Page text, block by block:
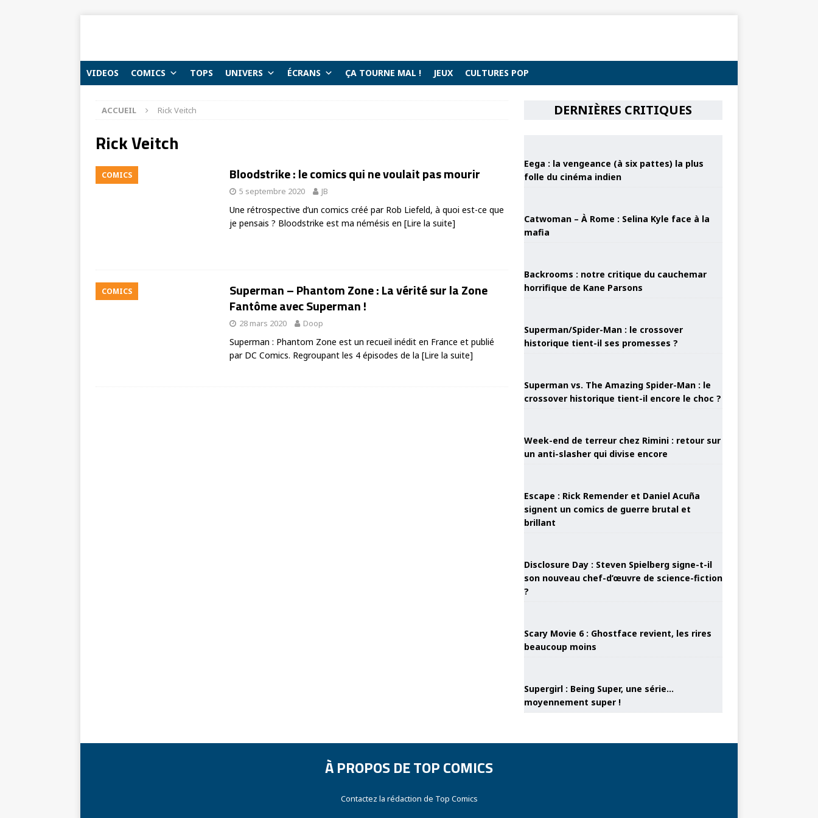
VIDEOS COMICS TOPS UNIVERS ÉCRANS ÇA TOURNE MAL ! JEUX CULTURES POP
ACCUEIL Rick Veitch
Rick Veitch
COMICS Bloodstrike : le comics qui ne voulait pas mourir
5 septembre 2020 JB
Une rétrospective d’un comics créé par Rob Liefeld, à quoi est-ce que
je pensais ? Bloodstrike est ma némésis en [Lire la suite]
COMICS
Superman – Phantom Zone : La vérité sur la Zone
Fantôme avec Superman !
28 mars 2020 Doop
Superman : Phantom Zone est un recueil inédit en France et publié
par DC Comics. Regroupant les 4 épisodes de la [Lire la suite]
DERNIÈRES CRITIQUES
Eega : la vengeance (à six pattes) la plus
folle du cinéma indien
Catwoman – À Rome : Selina Kyle face à la
mafia
Backrooms : notre critique du cauchemar
horrifique de Kane Parsons
Superman/Spider-Man : le crossover
historique tient-il ses promesses ?
Superman vs. The Amazing Spider-Man : le
crossover historique tient-il encore le choc ?
Week-end de terreur chez Rimini : retour sur
un anti-slasher qui divise encore
Escape : Rick Remender et Daniel Acuña
signent un comics de guerre brutal et
brillant
Disclosure Day : Steven Spielberg signe-t-il
son nouveau chef-d’œuvre de science-fiction
?
Scary Movie 6 : Ghostface revient, les rires
beaucoup moins
Supergirl : Being Super, une série…
moyennement super !
À PROPOS DE TOP COMICS
Contactez la rédaction de Top Comics